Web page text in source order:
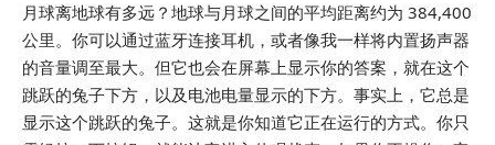
月球离地球有多远？地球与月球之间的平均距离约为 384,400
公里。你可以通过蓝牙连接耳机，或者像我一样将内置扬声器
的音量调至最大。但它也会在屏幕上显示你的答案，就在这个
跳跃的兔子下方，以及电池电量显示的下方。事实上，它总是
显示这个跳跃的兔子。这就是你知道它正在运行的方式。你只